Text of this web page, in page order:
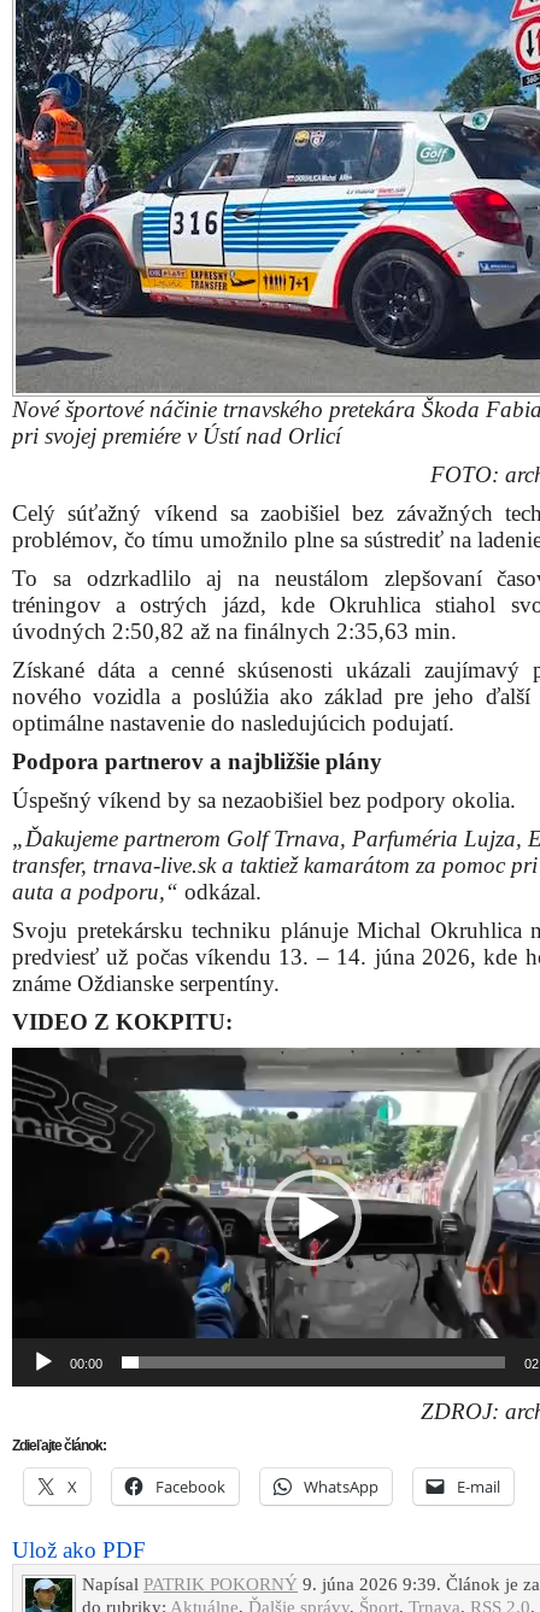
Nové športové náčinie trnavského pretekára Škoda
pri svojej premiére v Ústí nad Orlicí
FOTO:
Celý súťažný víkend sa zaobišiel bez závažných
problémov, čo tímu umožnilo plne sa sústrediť na
To sa odzrkadlilo aj na neustálom zlepšovaní
tréningov a ostrých jázd, kde Okruhlica stiahol
úvodných 2:50,82 až na finálnych 2:35,63 min.
Získané dáta a cenné skúsenosti ukázali zaujímavý
nového vozidla a poslúžia ako základ pre jeho
optimálne nastavenie do nasledujúcich podujatí.
Podpora partnerov a najbližšie plány
Úspešný víkend by sa nezaobišiel bez podpory okolia.
„Ďakujeme partnerom Golf Trnava, Parfuméria Lujza,
transfer, trnava-live.sk a taktiež kamarátom za pomoc
auta a podporu,“ odkázal.
Svoju pretekársku techniku plánuje Michal Okruhlica
predviesť už počas víkendu 13. – 14. júna 2026, kde
známe Oždianske serpentíny.
VIDEO Z KOKPITU:
prehrávač
00:00
ZDROJ:
Zdieľajte článok:
X Facebook WhatsApp E-mail
Ulož ako PDF
Napísal PATRIK POKORNÝ 9. júna 2026 9:39. Článok je
do rubriky: Aktuálne, Ďalšie správy, Šport, Trnava. RSS 2.0.